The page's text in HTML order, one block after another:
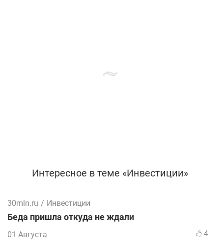
Интересное в теме «Инвестиции»
30mln.ru / Инвестиции
Беда пришла откуда не ждали
01 Августа 4